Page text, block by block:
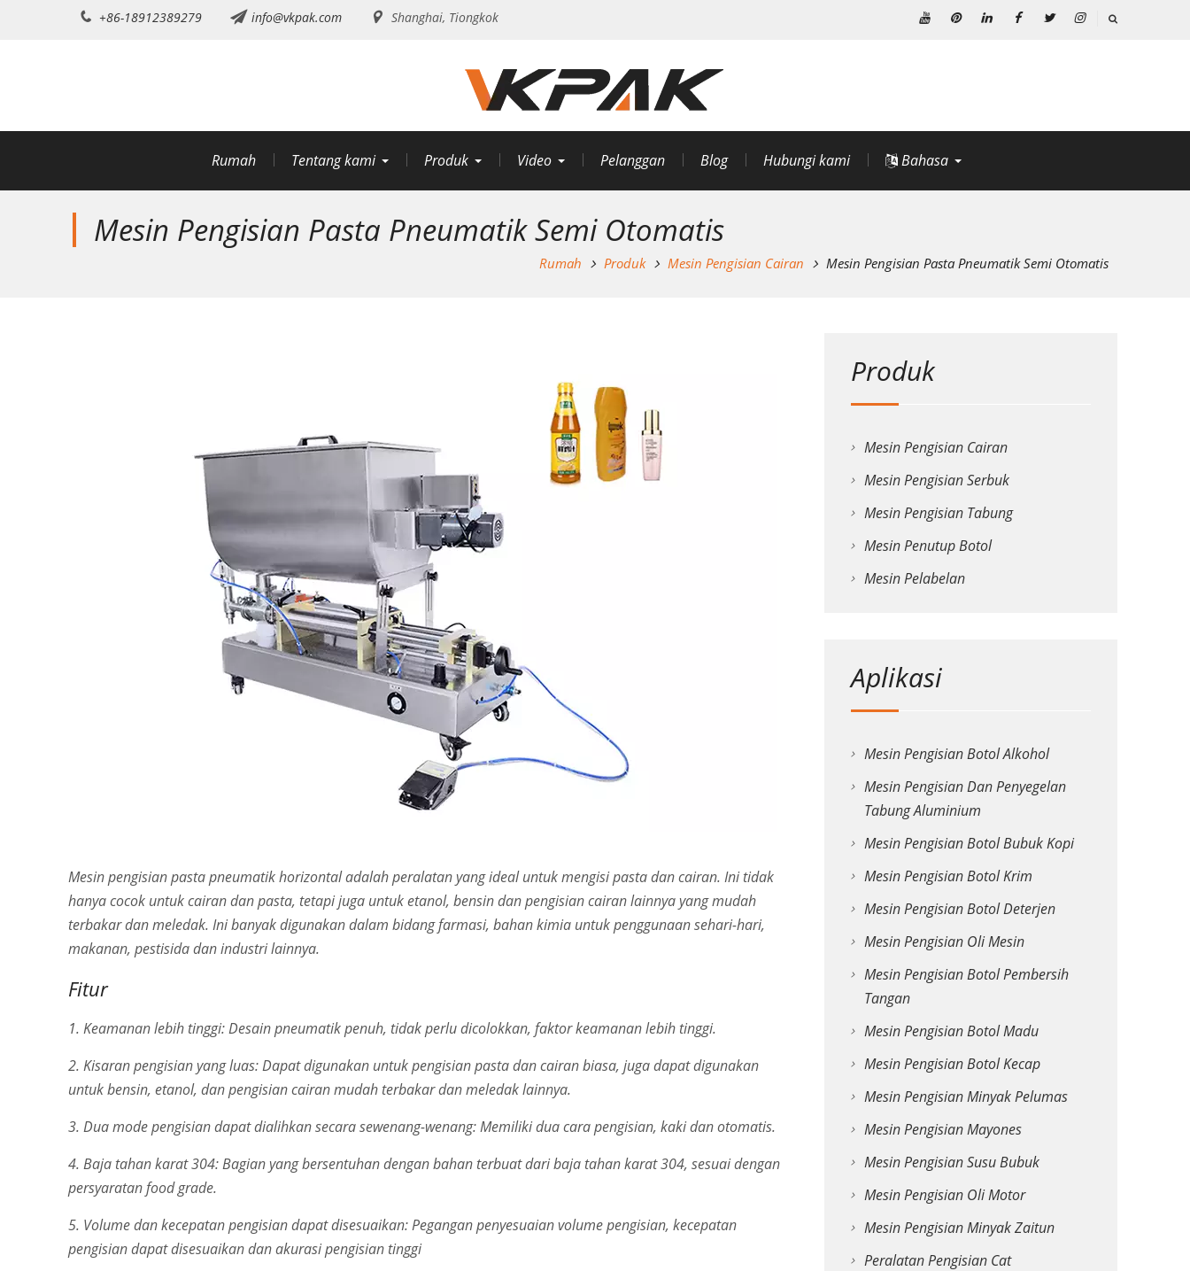
+86-18912389279 info@vkpak.com Shanghai, Tiongkok
Rumah Tentang kami Produk Video Pelanggan Blog Hubungi kami Bahasa
Mesin Pengisian Pasta Pneumatik Semi Otomatis
Rumah Produk Mesin Pengisian Cairan Mesin Pengisian Pasta Pneumatik Semi Otomatis
Mesin pengisian pasta pneumatik horizontal adalah peralatan yang ideal untuk mengisi pasta dan cairan. Ini tidak
hanya cocok untuk cairan dan pasta, tetapi juga untuk etanol, bensin dan pengisian cairan lainnya yang mudah
terbakar dan meledak. Ini banyak digunakan dalam bidang farmasi, bahan kimia untuk penggunaan sehari-hari,
makanan, pestisida dan industri lainnya.
Fitur
1. Keamanan lebih tinggi: Desain pneumatik penuh, tidak perlu dicolokkan, faktor keamanan lebih tinggi.
2. Kisaran pengisian yang luas: Dapat digunakan untuk pengisian pasta dan cairan biasa, juga dapat digunakan
untuk bensin, etanol, dan pengisian cairan mudah terbakar dan meledak lainnya.
3. Dua mode pengisian dapat dialihkan secara sewenang-wenang: Memiliki dua cara pengisian, kaki dan otomatis.
4. Baja tahan karat 304: Bagian yang bersentuhan dengan bahan terbuat dari baja tahan karat 304, sesuai dengan
persyaratan food grade.
5. Volume dan kecepatan pengisian dapat disesuaikan: Pegangan penyesuaian volume pengisian, kecepatan
pengisian dapat disesuaikan dan akurasi pengisian tinggi
Produk
Mesin Pengisian Cairan
Mesin Pengisian Serbuk
Mesin Pengisian Tabung
Mesin Penutup Botol
Mesin Pelabelan
Aplikasi
Mesin Pengisian Botol Alkohol
Mesin Pengisian Dan Penyegelan
Tabung Aluminium
Mesin Pengisian Botol Bubuk Kopi
Mesin Pengisian Botol Krim
Mesin Pengisian Botol Deterjen
Mesin Pengisian Oli Mesin
Mesin Pengisian Botol Pembersih
Tangan
Mesin Pengisian Botol Madu
Mesin Pengisian Botol Kecap
Mesin Pengisian Minyak Pelumas
Mesin Pengisian Mayones
Mesin Pengisian Susu Bubuk
Mesin Pengisian Oli Motor
Mesin Pengisian Minyak Zaitun
Peralatan Pengisian Cat